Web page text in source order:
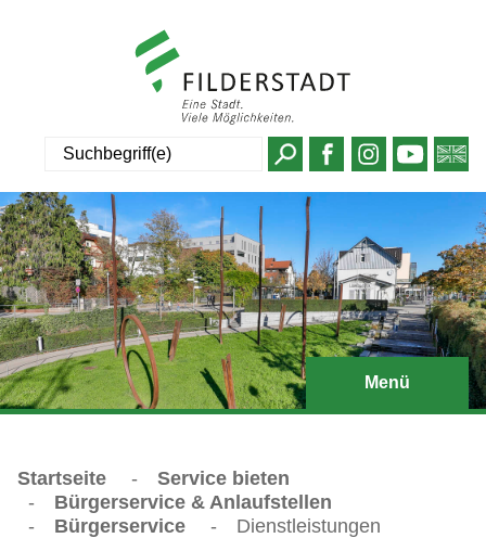
Menü
Startseite -
Service bieten
-
Bürgerservice & Anlaufstellen
-
Bürgerservice - Dienstleistungen